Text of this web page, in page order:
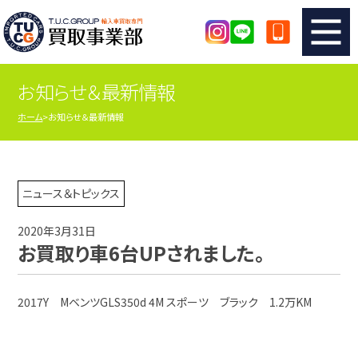
TUCのカンタン査定
査定の注意事項 メーカー別査定フォーム
TUCの買取実績
店舗紹介
お知らせ＆最新情報
ホーム お知らせ＆最新情報
ニュース＆トピックス
2020年3月31日
お買取り車6台UPされました。
2017Y MベンツGLS350d 4M スポーツ ブラック 1.2万KM